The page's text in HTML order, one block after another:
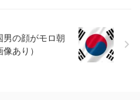
の顔がモロ朝
あり）